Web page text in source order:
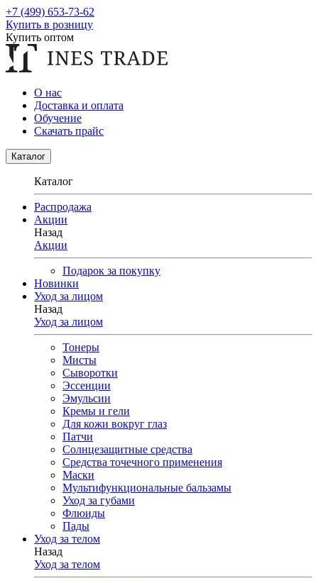
+7 (499) 653-73-62
Купить в розницу
Купить оптом
О нас
Доставка и оплата
Обучение
Скачать прайс
Каталог
Каталог
Распродажа
Акции
Назад
Акции
Подарок за покупку
Новинки
Уход за лицом
Назад
Уход за лицом
Тонеры
Мисты
Сыворотки
Эссенции
Эмульсии
Кремы и гели
Для кожи вокруг глаз
Патчи
Солнцезащитные средства
Средства точечного применения
Маски
Мультифункциональные бальзамы
Уход за губами
Флюиды
Пады
Уход за телом
Назад
Уход за телом